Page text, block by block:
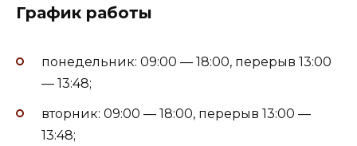
График работы
понедельник: 09:00 — 18:00, перерыв 13:00
— 13:48;
вторник: 09:00 — 18:00, перерыв 13:00 —
13:48;